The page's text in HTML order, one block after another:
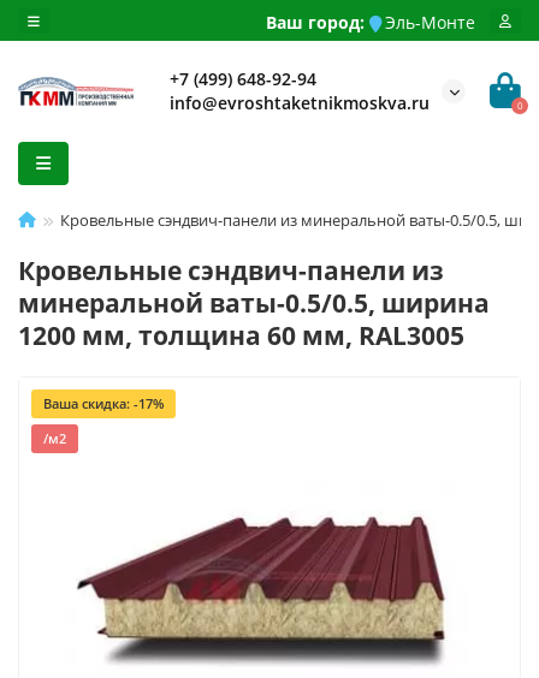
Ваш город: Эль-Монте
+7 (499) 648-92-94
info@evroshtaketnikmoskva.ru
0
Кровельные сэндвич-панели из минеральной ваты-0.5/0.5,
Кровельные сэндвич-панели из
минеральной ваты-0.5/0.5, ширина
1200 мм, толщина 60 мм, RAL3005
Ваша скидка: -17%
/м2